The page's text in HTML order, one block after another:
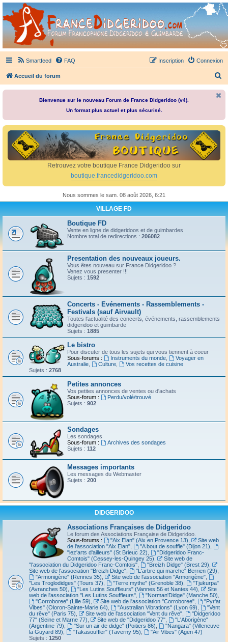
France Didgeridoo
Didgeridoo et Guimbarde sur France Didgeridoo - retrouvez la communauté.
Smartfeed FAQ Connexion
Inscription
Accueil du forum
e
r
Bienvenue sur le nouveau Forum de France Didgeridoo (v4).
Un format plus actuel et plus sécurisé.
Retrouvez votre boutique France Didgeridoo sur
boutique.francedidgeridoo.com
Nous sommes le sam. 08 août 2026, 6:21
VILLAGE FD
Boutique FD
Vente en ligne de didgeridoos et de guimbardes
Nombre total de redirections : 206082
Presentation des nouveaux joueurs.
Vous êtes nouveau sur France Didgeridoo ?
Venez vous presenter !!!
Sujets : 1592
Concerts - Evénements - Rassemblements -
Festivals (sauf Airvault)
Toutes l'actualité des concerts, événements, rassemblements
didgeridoo et guimbarde
Sujets : 1885
Le bistro
Pour discuter de tous les sujets qui vous tiennent à coeur
Sous-forums :
Instruments du monde,
Voyager en
Australie
Culture,
Vos recettes de cuisine
Sujets : 2768
Petites annonces
Vos petites annonces de ventes ou d'achats
Sous-forum :
Perdu/volé/trouvé
Sujets : 902
Sondages
Les sondages
Sous-forum :
Archives des sondages
Sujets : 112
Messages importants
Les messages du Webmaster
Sujets : 200
DIDGERIDOO
Associations Françaises de Didgeridoo
Le forum des Associations Française de Didgeridoo.
Sous-forums :
"Aix Elan" (Aix en Provence 13)
Site web
de l'association "Aix Elan"
"A bout de souffle" (Dijon 21)
"lez'arts d'ailleurs" (St Brieuc 22)
"Didgeridoo Franc-
Comtois" (Cessey-les-Quingey 25)
Site web de
"l'association du Didgeridoo Franc-Comtois"
"Breizh Didge" (Brest 29)
Site web de l'association "Breizh Didge"
"L'arbre qui marche" Berrien (29)
"Armonigène" (Rennes 35)
Site web de l'association "Armorigène",
"Les Troglodidges" (Tours 37)
"Terre mythe" (Grenoble 38)
"Tjukurpa"
(Avranches 50)
"Les Lutins Souffleurs" (Vannes 56 et Nantes 44)
Site
web de l'association "Les Lutins Souffleurs"
"Norman'Didge" (Manche 50)
"Corroboree" (Lille 59)
Site web de l'association "Corroboree",
"Pyr'at
Vibes" (Oloron-Sainte-Marie 64)
"Australian Vibrations" (Lyon 69)
"Vent
du rêve" (Paris 75)
Site web de l'association "Vent du rêve",
"Didgeridoo
77" (Seine et Marne 77)
Site web de "Didgeridoo 77",
"L'Aborigène"
(Argentine 79)
"Sur un air de didge" (Poitiers 86)
"Nangara" (Villeneuve
la Guyard 89)
"Takasouffler" (Taverny 95)
"Air Vibes" (Agen 47)
Sujets : 1250